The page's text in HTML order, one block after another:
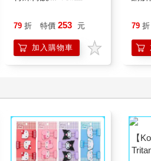
79 折 特價 253 元
加入購物車
79 折